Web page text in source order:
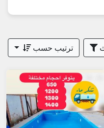
(تنكر مياه) بأحجام
طوال أيام الأسبوع – توصيل
الخوض،
ترتيب حسب